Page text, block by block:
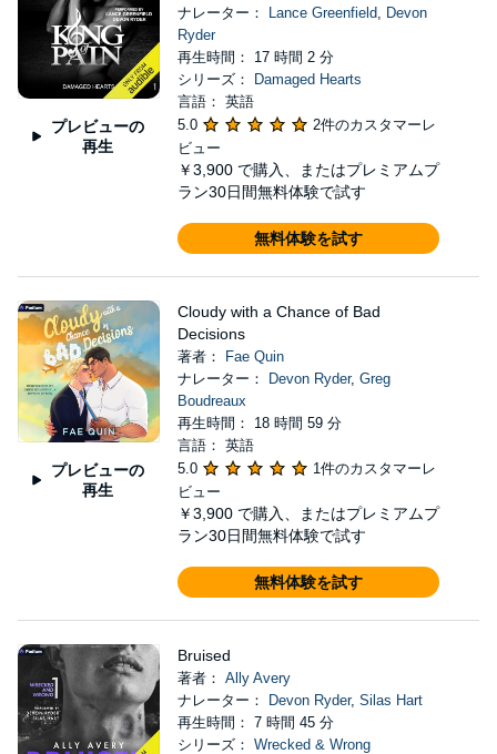
プレビューの
再生
ナレーター：
Lance Greenfield, Devon
Ryder
再生時間： 17 時間 2 分
シリーズ：
Damaged Hearts
言語： 英語
5.0
2件のカスタマーレ
ビュー
￥3,900 で購入、またはプレミアムプ
ラン30日間無料体験で試す
無料体験を試す
プレビューの
再生
Cloudy with a Chance of Bad
Decisions
著者：
Fae Quin
ナレーター：
Devon Ryder, Greg
Boudreaux
再生時間： 18 時間 59 分
言語： 英語
5.0
1件のカスタマーレ
ビュー
￥3,900 で購入、またはプレミアムプ
ラン30日間無料体験で試す
無料体験を試す
Bruised
著者： Ally Avery
ナレーター：
Devon Ryder, Silas Hart
再生時間： 7 時間 45 分
シリーズ： Wrecked & Wrong